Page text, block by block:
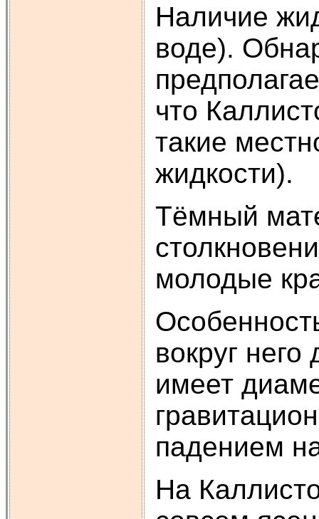
Наличие
воде).
что
такие
жидкости).
Тёмный
молодые
вокруг
имеет
падением
На